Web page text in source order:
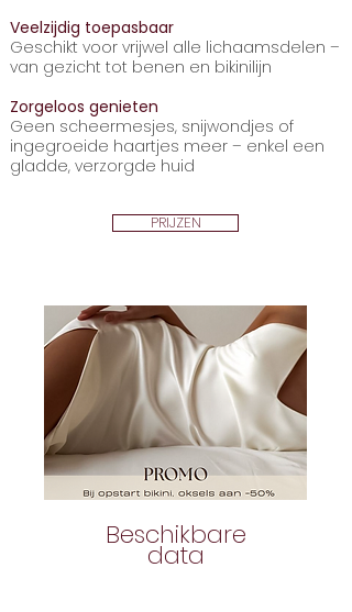
Veelzijdig toepasbaar
Geschikt voor vrijwel alle lichaamsdelen –
van gezicht tot benen en bikinilijn
Zorgeloos genieten
Geen scheermesjes, snijwondjes of
ingegroeide haartjes meer – enkel een
gladde, verzorgde huid
PRIJZEN
Beschikbare
data